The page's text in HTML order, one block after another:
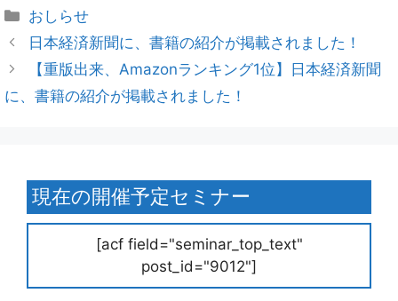
おしらせ
日本経済新聞に、書籍の紹介が掲載されました！
【重版出来、Amazonランキング1位】日本経済新聞
に、書籍の紹介が掲載されました！
現在の開催予定セミナー
[acf field="seminar_top_text"
post_id="9012"]